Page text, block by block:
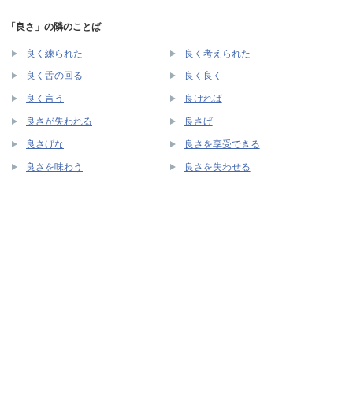
「良さ」の隣のことば
良く練られた 良く考えられた
良く舌の回る 良く良く
良く言う 良ければ
良さが失われる 良さげ
良さげな 良さを享受できる
良さを味わう 良さを失わせる